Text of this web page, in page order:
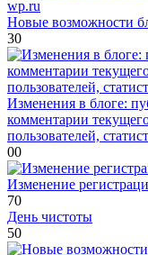
Новые возможности
30
Изменения в блоге:
комментарии
пользователей,
00
Изменение
70
День чистоты
50